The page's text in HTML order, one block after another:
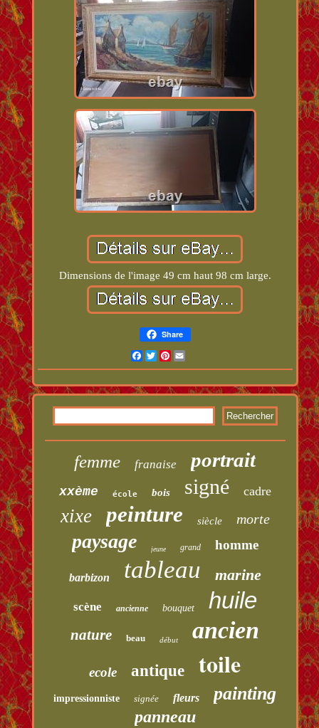
Dimensions de l'image 49 cm haut 98 cm large.
Share
Facebook
TwitterPinterest
femme franaise portrait
xxème école bois signé cadre
xixe peinture siècle morte
paysage jeune grand homme
barbizon tableau marine
scène ancienne bouquet huile
nature beau début ancien
ecole antique toile
impressionniste signée fleurs painting
panneau